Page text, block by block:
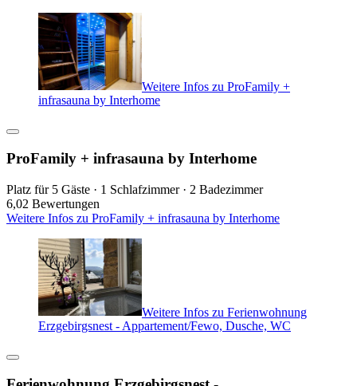
Weitere Infos zu ProFamily +
infrasauna by Interhome
ProFamily + infrasauna by Interhome
Platz für 5 Gäste · 1 Schlafzimmer · 2 Badezimmer
6,02 Bewertungen
Weitere Infos zu ProFamily + infrasauna by Interhome
Weitere Infos zu Ferienwohnung
Erzgebirgsnest - Appartement/Fewo, Dusche, WC